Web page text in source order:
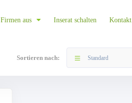
Firmen aus Inserat schalten Kontakt
Sortieren nach: Standard